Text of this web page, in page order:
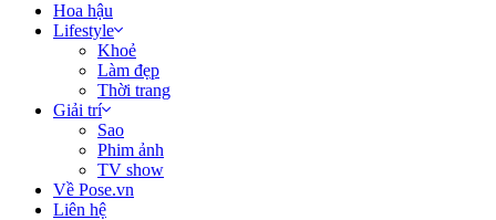
Hoa hậu
Lifestyle
Khoẻ
Làm đẹp
Thời trang
Giải trí
Sao
Phim ảnh
TV show
Về Pose.vn
Liên hệ